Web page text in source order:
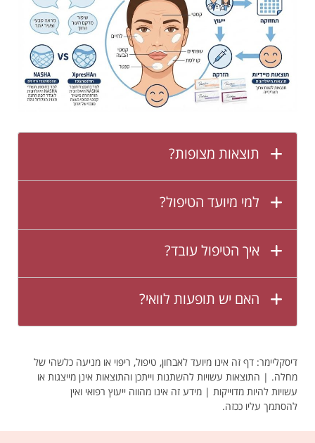
תוצאות מצופות?
למי מיועד הטיפול?
איך הטיפול עובד?
האם יש תופעות לוואי?
דיסקליימר: דף זה אינו מיועד לאבחון, טיפול, ריפוי או מניעה כלשהי של
מחלה. | התוצאות עשויות להשתנות וייתכן והתוצאות אינן מייצגות או
עשויות להיות מדוייקות | מידע זה אינו מהווה ייעוץ רפואי ואין
להסתמך עליו ככזה.